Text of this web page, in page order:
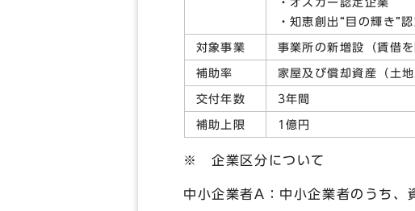
・知恵創出“目の輝き”
対象事業 事業所の新増設（賃借
補助率 家屋及び償却資産（土
交付年数 3年間
補助上限 1億円
※ 企業区分について
中小企業者A：中小企業者のうち